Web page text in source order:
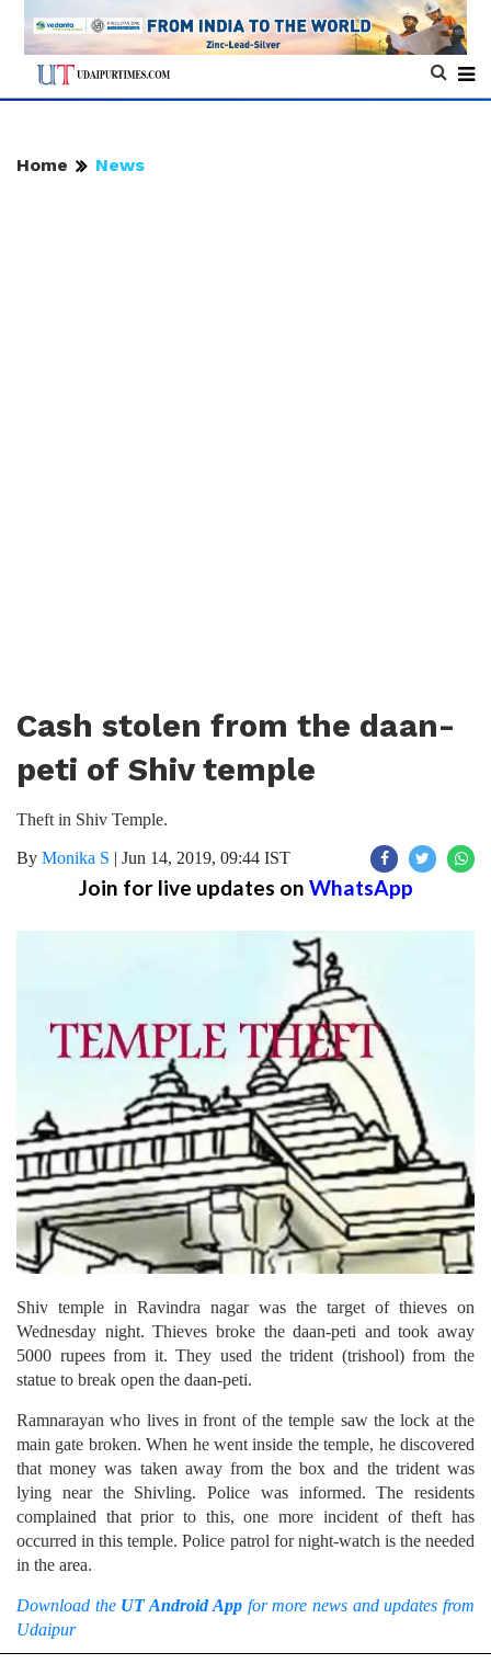
Home News
Cash stolen from the daan-
peti of Shiv temple
Theft in Shiv Temple.
By Monika S | Jun 14, 2019, 09:44 IST
Join for live updates on WhatsApp
Shiv temple in Ravindra nagar was the target of thieves on
Wednesday night. Thieves broke the daan-peti and took away
5000 rupees from it. They used the trident (trishool) from the
statue to break open the daan-peti.
Ramnarayan who lives in front of the temple saw the lock at the
main gate broken. When he went inside the temple, he discovered
that money was taken away from the box and the trident was
lying near the Shivling. Police was informed. The residents
complained that prior to this, one more incident of theft has
occurred in this temple. Police patrol for night-watch is the needed
in the area.
Download the UT Android Appfor more news and updates from
Udaipur